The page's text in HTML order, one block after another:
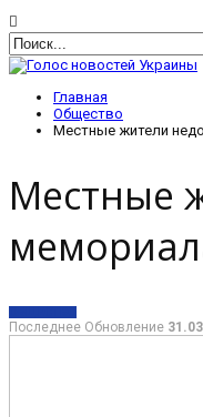
Главная
Общество
Местные жители
Местные
Последнее Обновление